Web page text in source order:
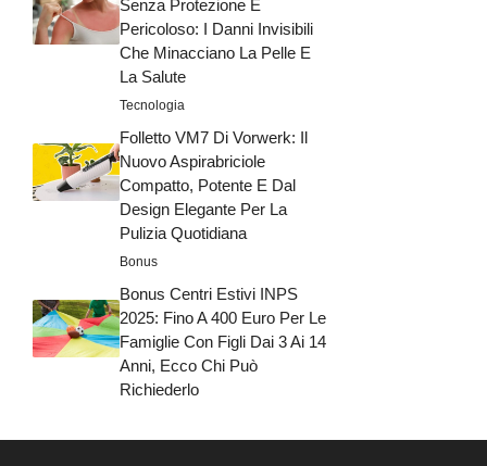
Senza Protezione È
Pericoloso: I Danni Invisibili
Che Minacciano La Pelle E
La Salute
Tecnologia
Folletto VM7 Di Vorwerk: Il
Nuovo Aspirabriciole
Compatto, Potente E Dal
Design Elegante Per La
Pulizia Quotidiana
Bonus
Bonus Centri Estivi INPS
2025: Fino A 400 Euro Per Le
Famiglie Con Figli Dai 3 Ai 14
Anni, Ecco Chi Può
Richiederlo